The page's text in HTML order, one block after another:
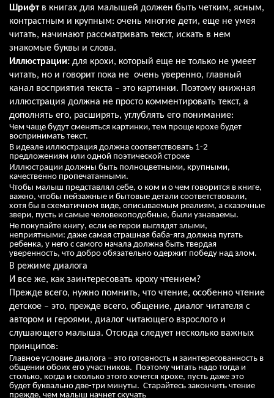
Шрифтв книгах для малышей должен быть четким, ясным,
контрастным и крупным: очень многие дети, еще не умея
читать, начинают рассматривать текст, искать в нем
знакомые буквы и слова.
Иллюстрации: для крохи, который еще не только не умеет
читать, но и говорит пока не очень уверенно, главный
канал восприятия текста – это картинки. Поэтому книжная
иллюстрация должна не просто комментировать текст, а
дополнять его, расширять, углублять его понимание:
Чем чаще будут сменяться картинки, тем проще крохе будет
воспринимать текст.
В идеале иллюстрация должна соответствовать 1-2
предложениям или одной поэтической строке
Иллюстрации должны быть полноцветными, крупными,
качественно пропечатанными.
Чтобы малыш представлял себе, о ком и о чем говорится в книге,
важно, чтобы пейзажные и бытовые детали соответствовали,
хотя бы в схематичном виде, описываемым реалиям, а сказочные
звери, пусть и самые человекоподобные, были узнаваемы.
Не покупайте книгу, если ее герои выглядят злыми,
неприятными: даже самая страшная баба-яга должна пугать
ребенка, у него с самого начала должна быть твердая
уверенность, что добро обязательно одержит победу над злом.
В режиме диалога
И все же, как заинтересовать кроху чтением?
Прежде всего, нужно помнить, что чтение, особенно чтение
детское – это, прежде всего, общение, диалог читателя с
автором и героями, диалог читающего взрослого и
слушающего малыша. Отсюда следует несколько важных
принципов:
Главное условие диалога – это готовность и заинтересованность в
общении обоих его участников. Поэтому читать надо тогда и
столько, когда и сколько этого хочется крохе, пусть даже это
будет буквально две-три минуты. Старайтесь закончить чтение
прежде, чем малыш начнет скучать